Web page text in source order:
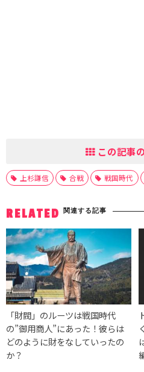
この記事
上杉謙信 合戦 戦国時代
RELATED 関連する記事
「財閥」のルーツは戦国時代
の”御用商人”にあった！彼らは
どのように財をなしていったの
か？